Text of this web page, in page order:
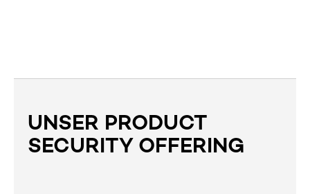
UNSER PRODUCT
SECURITY OFFERING